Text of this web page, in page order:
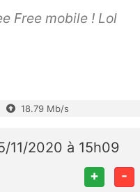
Free mobile ! Lol
18.79 Mb/s
11/2020 à 15h09
+ -